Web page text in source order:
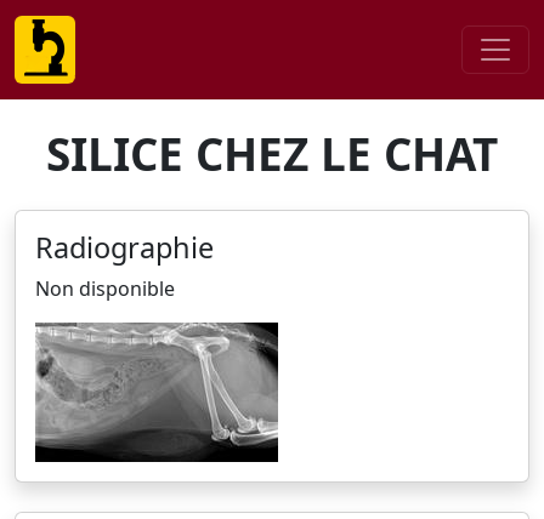
SILICE CHEZ LE CHAT
Radiographie
Non disponible